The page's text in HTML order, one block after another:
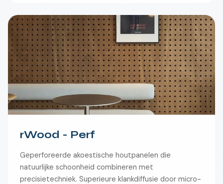
rWood - Perf
Geperforeerde akoestische houtpanelen die
natuurlijke schoonheid combineren met
precisietechniek. Superieure klankdiffusie door micro-